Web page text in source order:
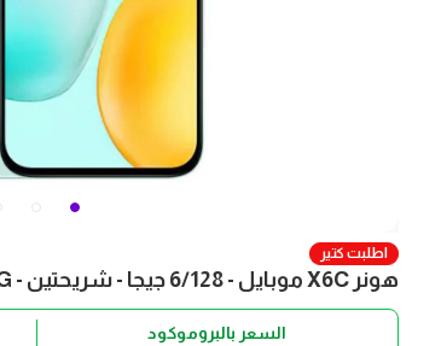
اطلبت كتير
هونر X6C موبايل - 6/128 جيجا - شريحتين - 4G - سماوي - ضمان 1 سنة
السعر بالبروموكود